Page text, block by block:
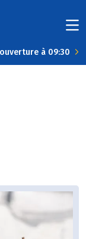
à 09:30